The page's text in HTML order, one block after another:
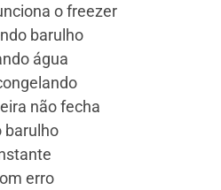
o freezer
barulho
água
não fecha
barulho
erro